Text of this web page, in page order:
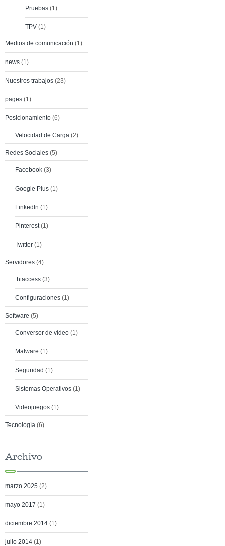
Pruebas (1)
TPV (1)
Medios de comunicación (1)
news (1)
Nuestros trabajos (23)
pages (1)
Posicionamiento (6)
Velocidad de Carga (2)
Redes Sociales (5)
Facebook (3)
Google Plus (1)
LinkedIn (1)
Pinterest(1)
Twitter (1)
Servidores (4)
.htaccess (3)
Configuraciones (1)
Software (5)
Conversor de vídeo (1)
Malware (1)
Seguridad (1)
Sistemas Operativos (1)
Videojuegos (1)
Tecnología (6)
Archivo
marzo 2025 (2)
mayo 2017 (1)
diciembre 2014 (1)
julio 2014 (1)